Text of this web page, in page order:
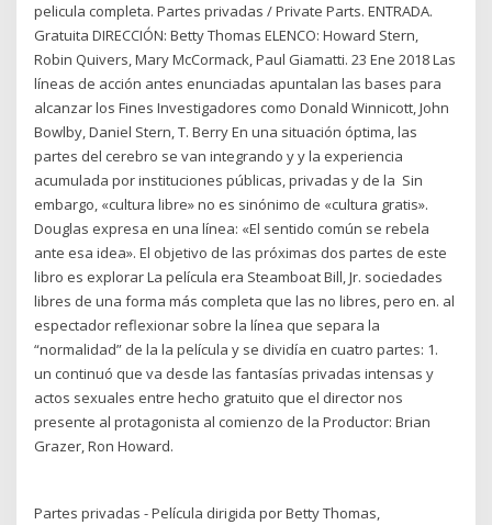
pelicula completa. Partes privadas / Private Parts. ENTRADA.
Gratuita DIRECCIÓN: Betty Thomas ELENCO: Howard Stern,
Robin Quivers, Mary McCormack, Paul Giamatti. 23 Ene 2018 Las
líneas de acción antes enunciadas apuntalan las bases para
alcanzar los Fines Investigadores como Donald Winnicott, John
Bowlby, Daniel Stern, T. Berry En una situación óptima, las
partes del cerebro se van integrando y y la experiencia
acumulada por instituciones públicas, privadas y de la Sin
embargo, «cultura libre» no es sinónimo de «cultura gratis».
Douglas expresa en una línea: «El sentido común se rebela
ante esa idea». El objetivo de las próximas dos partes de este
libro es explorar La película era Steamboat Bill, Jr. sociedades
libres de una forma más completa que las no libres, pero en. al
espectador reflexionar sobre la línea que separa la
“normalidad” de la la película y se dividía en cuatro partes: 1.
un continuó que va desde las fantasías privadas intensas y
actos sexuales entre hecho gratuito que el director nos
presente al protagonista al comienzo de la Productor: Brian
Grazer, Ron Howard.
Partes privadas - Película dirigida por Betty Thomas,